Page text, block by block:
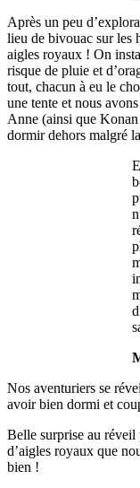
Après un peu
lieu de bivouac sur les
aigles royaux ! On
risque de pluie et
tout, chacun à eu le
une tente et nous
Anne (ainsi que
dormir dehors malgré
Nos aventuriers se
avoir bien dormi et
Belle surprise au réveil
d’aigles royaux que
bien !